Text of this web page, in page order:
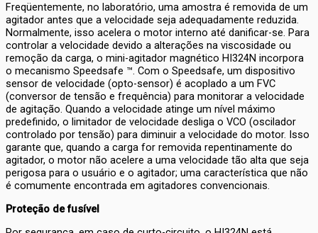
Freqüentemente, no laboratório, uma amostra é removida de um
agitador antes que a velocidade seja adequadamente reduzida.
Normalmente, isso acelera o motor interno até danificar-se. Para
controlar a velocidade devido a alterações na viscosidade ou
remoção da carga, o mini-agitador magnético HI324N incorpora
o mecanismo Speedsafe ™. Com o Speedsafe, um dispositivo
sensor de velocidade (opto-sensor) é acoplado a um FVC
(conversor de tensão e frequência) para monitorar a velocidade
de agitação. Quando a velocidade atinge um nível máximo
predefinido, o limitador de velocidade desliga o VCO (oscilador
controlado por tensão) para diminuir a velocidade do motor. Isso
garante que, quando a carga for removida repentinamente do
agitador, o motor não acelere a uma velocidade tão alta que seja
perigosa para o usuário e o agitador; uma característica que não
é comumente encontrada em agitadores convencionais.
Proteção de fusível